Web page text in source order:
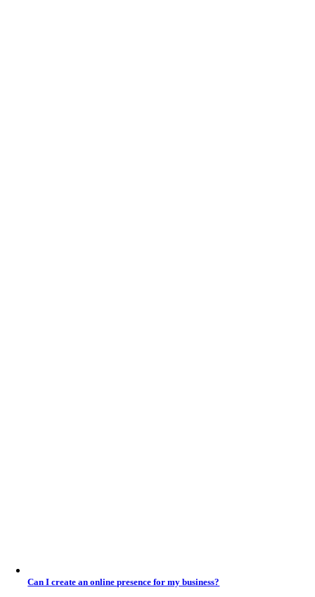
Can I create an online presence for my business?